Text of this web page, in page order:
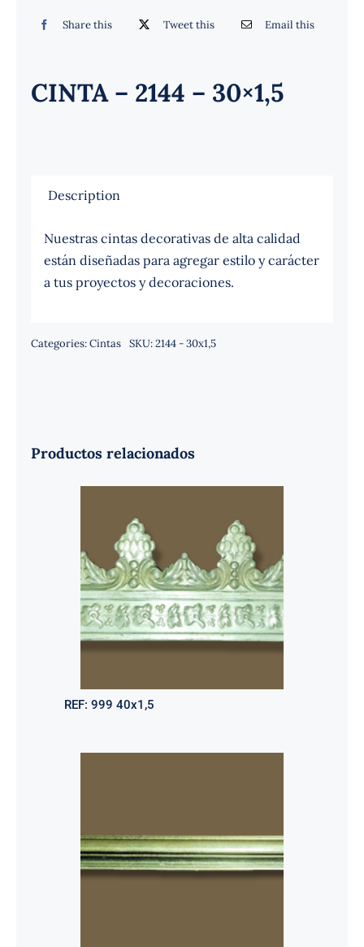
Share this Tweet this Email this
CINTA – 2144 – 30×1,5
Description
Nuestras cintas decorativas de alta calidad
están diseñadas para agregar estilo y carácter
a tus proyectos y decoraciones.
Categories:Cintas SKU:2144 - 30x1,5
Productos relacionados
REF: 999 40x1,5